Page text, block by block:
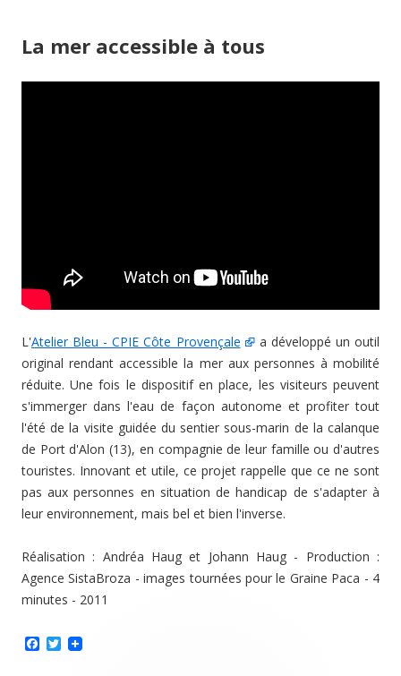
La mer accessible à tous
L'Atelier Bleu - CPIE Côte Provençale
a développé un outil
original rendant accessible la mer aux personnes à mobilité
réduite. Une fois le dispositif en place, les visiteurs peuvent
s'immerger dans l'eau de façon autonome et profiter tout
l'été de la visite guidée du sentier sous-marin de la calanque
de Port d'Alon (13), en compagnie de leur famille ou d'autres
touristes. Innovant et utile, ce projet rappelle que ce ne sont
pas aux personnes en situation de handicap de s'adapter à
leur environnement, mais bel et bien l'inverse.
Réalisation : Andréa Haug et Johann Haug - Production :
Agence SistaBroza - images tournées pour le Graine Paca - 4
minutes - 2011
a
T
w